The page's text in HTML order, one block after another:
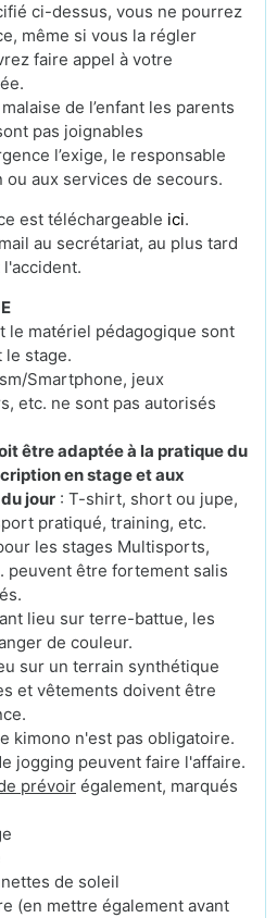
ci-dessus, vous ne pourrez
même si vous la régler
faire appel à votre
de l’enfant les parents
pas joignables
l’exige, le responsable
ou aux services de secours.
est téléchargeable ici.
au secrétariat, au plus tard
le matériel pédagogique sont
le stage.
Smartphone, jeux
etc. ne sont pas autorisés
être adaptée à la pratique du
en stage et aux
jour : T-shirt, short ou jupe,
pratiqué, training, etc.
les stages Multisports,
peuvent être fortement salis
lieu sur terre-battue, les
de couleur.
sur un terrain synthétique
et vêtements doivent être
kimono n'est pas obligatoire.
jogging peuvent faire l'affaire.
prévoir également, marqués
de soleil
(en mettre également avant